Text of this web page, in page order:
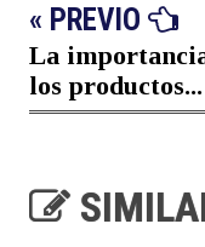
« PREVIO
La
los productos...